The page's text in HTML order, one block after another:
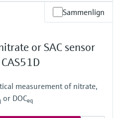
method
method
method + dilution module (1:4)
Sammenlign
or SAC sensor
measurement of nitrate,
or DOCeq